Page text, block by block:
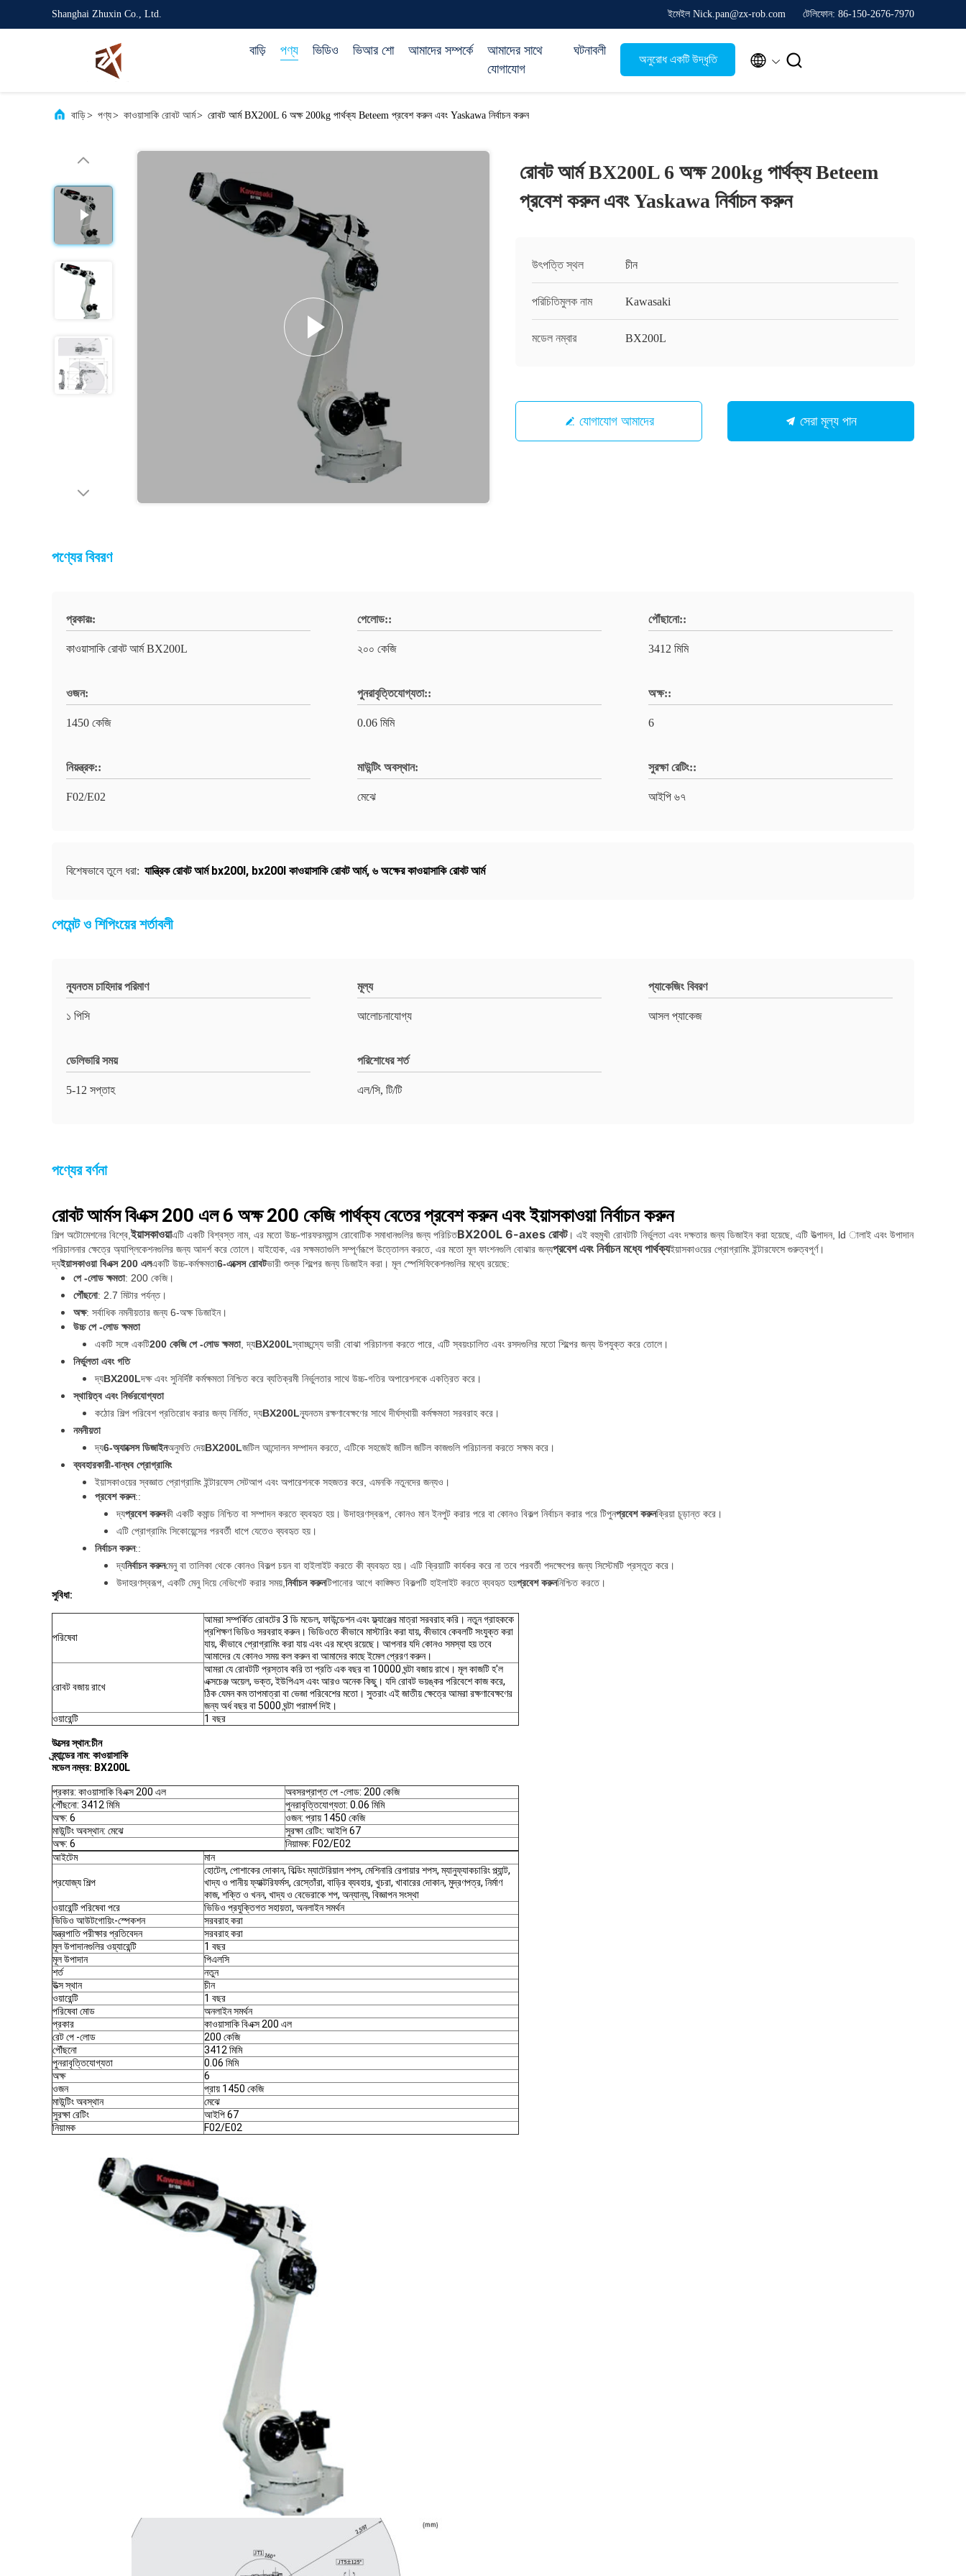
Shanghai Zhuxin Co., Ltd. ইমেইল Nick.pan@zx-rob.com টেলিফোন: 86-150-2676-7970
বাড়ি পণ্য ভিডিও ভিআর শো আমাদের সম্পর্কে
আমাদের সাথে
যোগাযোগ
ঘটনাবলী
অনুরোধ একটি উদ্ধৃতি  
বাড়ি> পণ্য> কাওয়াসাকি রোবট আর্ম> রোবট আর্ম BX200L 6 অক্ষ 200kg পার্থক্য Beteem প্রবেশ করুন এবং Yaskawa নির্বাচন করুন
রোবট আর্ম BX200L 6 অক্ষ 200kg পার্থক্য Beteem
প্রবেশ করুন এবং Yaskawa নির্বাচন করুন
উৎপত্তি স্থল চীন
পরিচিতিমুলক নাম Kawasaki
মডেল নম্বার BX200L
যোগাযোগ আমাদের সেরা মূল্য পান
পণ্যের বিবরণ
প্রকারঃ:
কাওয়াসাকি রোবট আর্ম BX200L
পেলোড::
২০০ কেজি
পৌঁছানো::
3412 মিমি
ওজন:
1450 কেজি
পুনরাবৃত্তিযোগ্যতা::
0.06 মিমি
অক্ষ::
6
নিয়ন্ত্রক::
F02/E02
মাউন্টিং অবস্থান:
মেঝে
সুরক্ষা রেটিং::
আইপি ৬৭
বিশেষভাবে তুলে ধরা: যান্ত্রিক রোবট আর্ম bx200l, bx200l কাওয়াসাকি রোবট আর্ম, ৬ অক্ষের কাওয়াসাকি রোবট আর্ম
পেমেন্ট ও শিপিংয়ের শর্তাবলী
ন্যূনতম চাহিদার পরিমাণ
১ পিসি
মূল্য
আলোচনাযোগ্য
প্যাকেজিং বিবরণ
আসল প্যাকেজ
ডেলিভারি সময়
5-12 সপ্তাহ
পরিশোধের শর্ত
এল/সি, টি/টি
পণ্যের বর্ণনা
রোবট আর্মস বিএক্স 200 এল 6 অক্ষ 200 কেজি পার্থক্য বেতের প্রবেশ করুন এবং ইয়াসকাওয়া নির্বাচন করুন
শিল্প অটোমেশনের বিশ্বে, ইয়াসকাওয়াএটি একটি বিশ্বস্ত নাম, এর মতো উচ্চ-পারফরম্যান্স রোবোটিক সমাধানগুলির জন্য পরিচিতBX200L 6-axes রোবট। এই বহুমুখী রোবটটি নির্ভুলতা এবং দক্ষতার জন্য ডিজাইন করা হয়েছে, এটি উত্পাদন, ld ালাই এবং উপাদান
পরিচালনার ক্ষেত্রে অ্যাপ্লিকেশনগুলির জন্য আদর্শ করে তোলে। যাইহোক, এর সক্ষমতাগুলি সম্পূর্ণরূপে উত্তোলন করতে, এর মতো মূল ফাংশনগুলি বোঝার জন্যপ্রবেশ এবং নির্বাচন মধ্যে পার্থক্যইয়াসকাওয়ের প্রোগ্রামিং ইন্টারফেসে গুরুত্বপূর্ণ।
দ্যইয়াসকাওয়া বিএক্স 200 এলএকটি উচ্চ-কর্মক্ষমতা6-এক্সেস রোবটভারী শুল্ক শিল্পের জন্য ডিজাইন করা। মূল স্পেসিফিকেশনগুলির মধ্যে রয়েছে:
পে -লোড ক্ষমতা: 200 কেজি।
পৌঁছনো: 2.7 মিটার পর্যন্ত।
অক্ষ: সর্বাধিক নমনীয়তার জন্য 6-অক্ষ ডিজাইন।
উচ্চ পে -লোড ক্ষমতা
একটি সঙ্গে একটি200 কেজি পে -লোড ক্ষমতা, দ্যBX200Lস্বাচ্ছন্দ্যে ভারী বোঝা পরিচালনা করতে পারে, এটি স্বয়ংচালিত এবং রসদগুলির মতো শিল্পের জন্য উপযুক্ত করে তোলে।
নির্ভুলতা এবং গতি
দ্যBX200Lদক্ষ এবং সুনির্দিষ্ট কর্মক্ষমতা নিশ্চিত করে ব্যতিক্রমী নির্ভুলতার সাথে উচ্চ-গতির অপারেশনকে একত্রিত করে।
স্থায়িত্ব এবং নির্ভরযোগ্যতা
কঠোর শিল্প পরিবেশ প্রতিরোধ করার জন্য নির্মিত, দ্যBX200Lন্যূনতম রক্ষণাবেক্ষণের সাথে দীর্ঘস্থায়ী কর্মক্ষমতা সরবরাহ করে।
নমনীয়তা
দ্য6-অ্যাক্সেস ডিজাইনঅনুমতি দেয়BX200Lজটিল আন্দোলন সম্পাদন করতে, এটিকে সহজেই জটিল জটিল কাজগুলি পরিচালনা করতে সক্ষম করে।
ব্যবহারকারী-বান্ধব প্রোগ্রামিং
ইয়াসকাওয়ের স্বজ্ঞাত প্রোগ্রামিং ইন্টারফেস সেটআপ এবং অপারেশনকে সহজতর করে, এমনকি নতুনদের জন্যও।
প্রবেশ করুন::
দ্যপ্রবেশ করুনকী একটি কমান্ড নিশ্চিত বা সম্পাদন করতে ব্যবহৃত হয়। উদাহরণস্বরূপ, কোনও মান ইনপুট করার পরে বা কোনও বিকল্প নির্বাচন করার পরে টিপুনপ্রবেশ করুনক্রিয়া চূড়ান্ত করে।
এটি প্রোগ্রামিং সিকোয়েন্সের পরবর্তী ধাপে যেতেও ব্যবহৃত হয়।
নির্বাচন করুন::
দ্যনির্বাচন করুনমেনু বা তালিকা থেকে কোনও বিকল্প চয়ন বা হাইলাইট করতে কী ব্যবহৃত হয়। এটি ক্রিয়াটি কার্যকর করে না তবে পরবর্তী পদক্ষেপের জন্য সিস্টেমটি প্রস্তুত করে।
উদাহরণস্বরূপ, একটি মেনু দিয়ে নেভিগেট করার সময়, নির্বাচন করুনটিপানোর আগে কাঙ্ক্ষিত বিকল্পটি হাইলাইট করতে ব্যবহৃত হয়প্রবেশ করুননিশ্চিত করতে।
সুবিধা:
পরিষেবা
আমরা সম্পর্কিত রোবটের 3 ডি মডেল, ফাউন্ডেশন এবং ফ্ল্যাঞ্জের মাত্রা সরবরাহ করি। নতুন গ্রাহককে
প্রশিক্ষণ ভিডিও সরবরাহ করুন। ভিডিওতে কীভাবে মাস্টারিং করা যায়, কীভাবে কেবলটি সংযুক্ত করা
যায়, কীভাবে প্রোগ্রামিং করা যায় এবং এর মধ্যে রয়েছে। আপনার যদি কোনও সমস্যা হয় তবে
আমাদের যে কোনও সময় কল করুন বা আমাদের কাছে ইমেল প্রেরণ করুন।
রোবট বজায় রাখে
আমরা যে রোবটটি প্রস্তাব করি তা প্রতি এক বছর বা 10000 ঘন্টা বজায় রাখে। মূল কাজটি হ'ল
এক্সচেঞ্জ অয়েল, ভক্ত, ইউপিএস এবং আরও অনেক কিছু। যদি রোবট ভয়ঙ্কর পরিবেশে কাজ করে,
ঠিক যেমন কম তাপমাত্রা বা ভেজা পরিবেশের মতো। সুতরাং এই জাতীয় ক্ষেত্রে আমরা রক্ষণাবেক্ষণের
জন্য অর্ধ বছর বা 5000 ঘন্টা পরামর্শ দিই।
ওয়ারেন্টি
1 বছর
উত্সের স্থান:চীন
ব্র্যান্ডের নাম: কাওয়াসাকি
মডেল নম্বর: BX200L
প্রকার: কাওয়াসাকি বিএক্স 200 এল
অবসরপ্রাপ্ত পে -লোড: 200 কেজি
পৌঁছনো: 3412 মিমি
পুনরাবৃত্তিযোগ্যতা: 0.06 মিমি
অক্ষ: 6
ওজন: প্রায় 1450 কেজি
মাউন্টিং অবস্থান: মেঝে
সুরক্ষা রেটিং: আইপি 67
অক্ষ: 6
নিয়ামক: F02/E02
আইটেম
মান
প্রযোজ্য শিল্প
হোটেল, পোশাকের দোকান, বিল্ডিং ম্যাটেরিয়াল শপস, মেশিনারি রেপায়ার শপস, ম্যানুফ্যাকচারিং প্ল্যান্ট,
খাদ্য ও পানীয় ফ্যাক্টরিফর্মস, রেস্তোঁরা, বাড়ির ব্যবহার, খুচরা, খাবারের দোকান, মুদ্রণপত্র, নির্মাণ
কাজ, শক্তি ও খনন, খাদ্য ও বেভেরাকে শপ, অন্যান্য, বিজ্ঞাপন সংস্থা
ওয়ারেন্টি পরিষেবা পরে
ভিডিও প্রযুক্তিগত সহায়তা, অনলাইন সমর্থন
ভিডিও আউটগোয়িং-স্পেকশন
সরবরাহ করা
যন্ত্রপাতি পরীক্ষার প্রতিবেদন
সরবরাহ করা
মূল উপাদানগুলির ওয়্যারেন্টি
1 বছর
মূল উপাদান
পিএলসি
শর্ত
নতুন
উত্স স্থান
চীন
ওয়ারেন্টি
1 বছর
পরিষেবা মোড
অনলাইন সমর্থন
প্রকার
কাওয়াসাকি বিএক্স 200 এল
রেট পে -লোড
200 কেজি
পৌঁছনো
3412 মিমি
পুনরাবৃত্তিযোগ্যতা
0.06 মিমি
অক্ষ
6
ওজন
প্রায় 1450 কেজি
মাউন্টিং অবস্থান
মেঝে
সুরক্ষা রেটিং
আইপি 67
নিয়ামক
F02/E02